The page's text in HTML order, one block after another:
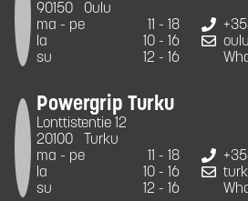
90150
Oulu
ma - pe
11 - 18
la
10 - 16
su
12 - 16
Powergrip Turku
Lonttistentie 12
20100
Turku
ma - pe
11 - 18
la
10 - 16
su
12 - 16